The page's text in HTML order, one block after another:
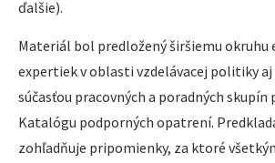
ďalšie).
Materiál bol predložený širšiemu okruhu
expertiek v oblasti vzdelávacej politiky
súčasťou pracovných a poradných skupín
Katalógu podporných opatrení.
zohľadňuje pripomienky, za ktoré